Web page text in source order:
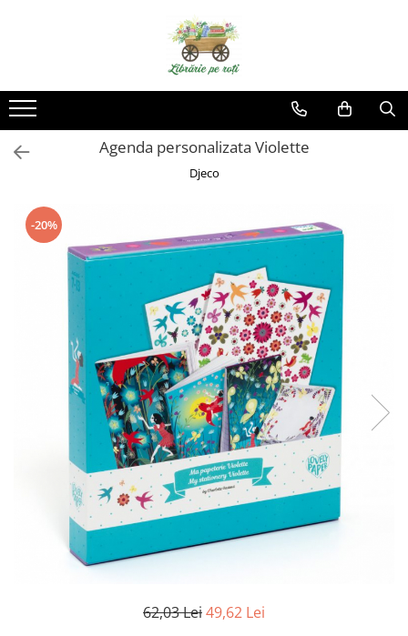
Agenda personalizata Violette
Djeco
-20%
62,03 Lei49,62 Lei